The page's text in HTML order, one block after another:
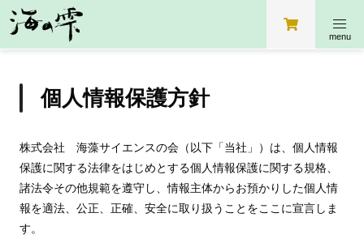
個人情報保護方針
株式会社 海藻サイエンスの会（以下「当社」）は、個人情報
保護に関する法律をはじめとする個人情報保護に関する規格、
諸法令その他規範を遵守し、情報主体からお預かりした個人情
報を適法、公正、正確、安全に取り扱うことをここに宣言しま
す。